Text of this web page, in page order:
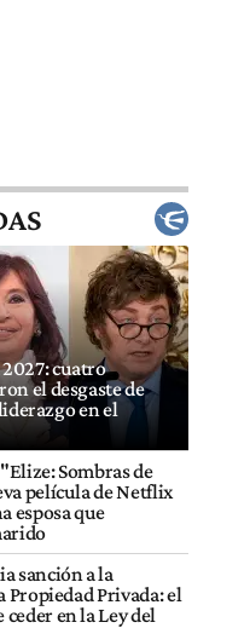
cuatro
el desgaste de
en el
Sombras de
película de Netflix
esposa que
sanción a la
Privada: el
en la Ley del